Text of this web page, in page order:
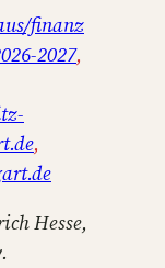
finanz
2027,
,
Hesse,